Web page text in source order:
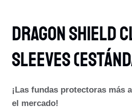
Dragon Shield
Sleeves
¡Las fundas protectoras más
el mercado!